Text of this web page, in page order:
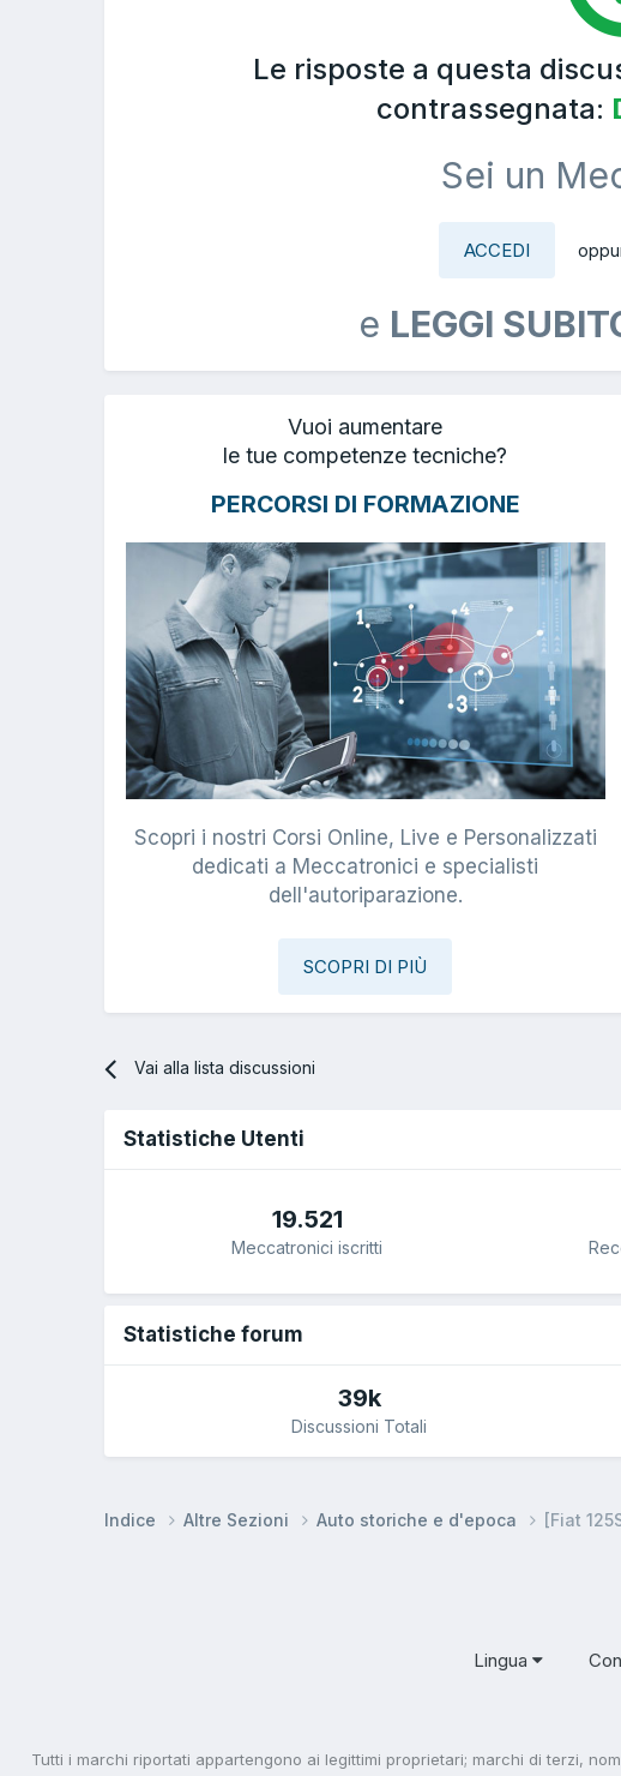
Le risposte a questa
contrassegnata:
Sei un
ACCEDI
e LEGGI
Vuoi aumentare
le tue competenze tecniche?
PERCORSI DI FORMAZIONE
Scopri i nostri Corsi Online, Live e Personalizzati
dedicati a Meccatronici e specialisti
dell'autoriparazione.
SCOPRI DI PIÙ
Vai alla lista discussioni
Statistiche Utenti
19.521
Meccatronici iscritti
Statistiche forum
39k
Discussioni Totali
Indice Altre Sezioni Auto storiche e d'epoca [Fiat
Lingua
Tutti i marchi riportati appartengono ai legittimi proprietari; marchi di terzi,